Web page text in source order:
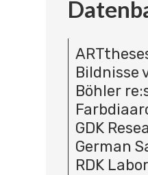
Bildnisse
Böhler
GDK
German
RDK Labor